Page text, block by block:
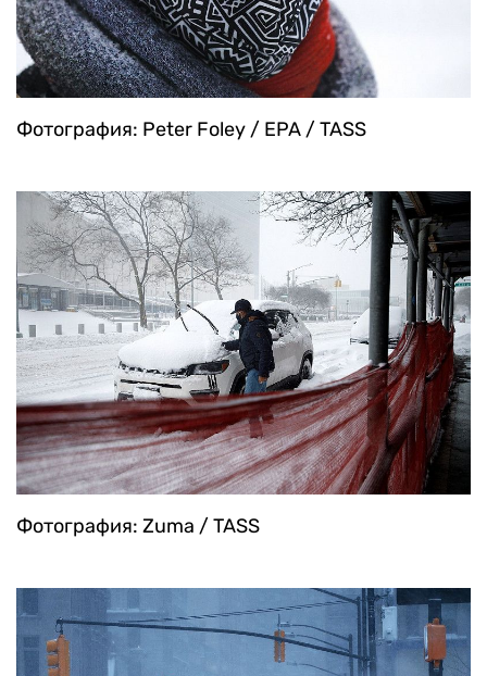
Фотография: Peter Foley / EPA / TASS
Фотография: Zuma / TASS